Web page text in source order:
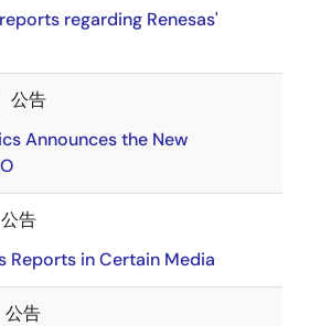
regarding Renesas'
公告
Announces the New
公告
Reports in Certain Media
公告